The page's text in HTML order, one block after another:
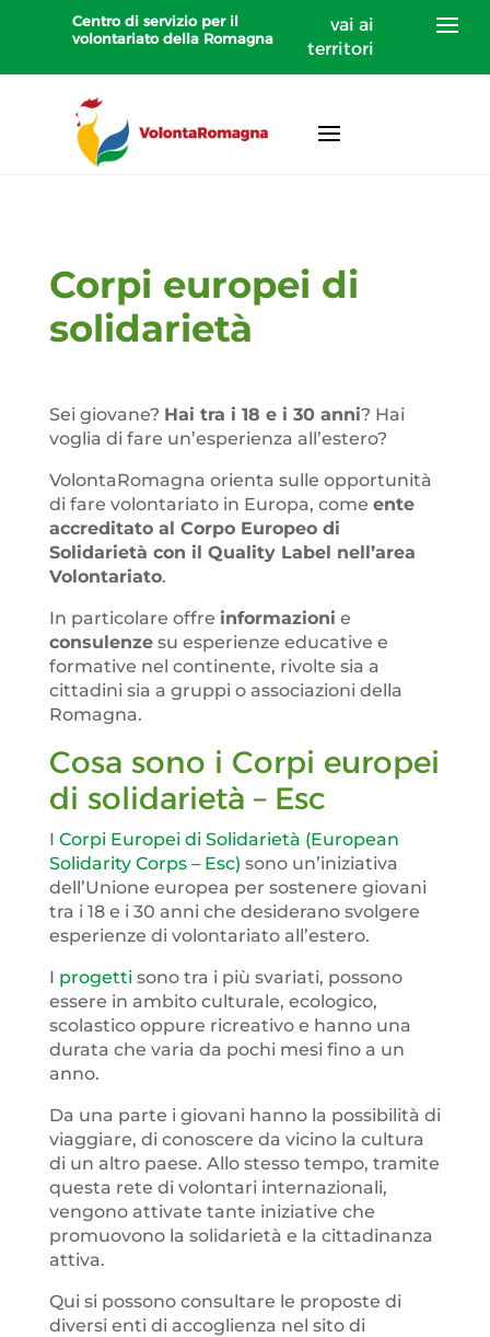
Centro di servizio per il
volontariato della Romagna
vai ai
territori
Corpi europei di
solidarietà
Sei giovane? Hai tra i 18 e i 30 anni? Hai
voglia di fare un’esperienza all’estero?
VolontaRomagna orienta sulle opportunità
di fare volontariato in Europa, come ente
accreditato al Corpo Europeo di
Solidarietà con il Quality Label nell’area
Volontariato.
In particolare offre informazioni e
consulenzesu esperienze educative e
formative nel continente, rivolte sia a
cittadini sia a gruppi o associazioni della
Romagna.
Cosa sono i Corpi europei
di solidarietà – Esc
I Corpi Europei di Solidarietà (European
Solidarity Corps – Esc) sono un’iniziativa
dell’Unione europea per sostenere giovani
tra i 18 e i 30 anni che desiderano svolgere
esperienze di volontariato all’estero.
I progettisono tra i più svariati, possono
essere in ambito culturale, ecologico,
scolastico oppure ricreativo e hanno una
durata che varia da pochi mesi fino a un
anno.
Da una parte i giovani hanno la possibilità di
viaggiare, di conoscere da vicino la cultura
di un altro paese. Allo stesso tempo, tramite
questa rete di volontari internazionali,
vengono attivate tante iniziative che
promuovono la solidarietà e la cittadinanza
attiva.
Qui si possono consultare le proposte di
diversi enti di accoglienza nel sito di